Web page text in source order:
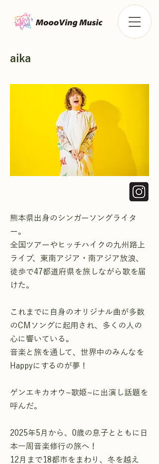
熊本県出身のシンガーソングライタ
ー。
全国ツアーやヒッチハイクの九州路上
ライブ、東南アジア・南アジア放浪、
徒歩で47都道府県を旅しながら歌を届
けた。
これまでに自身のオリジナル曲が多数
のCMソングに起用され、多くの人の
心に響いている。
音楽と旅を通して、世界中のみんなを
Happyにするのが夢！
ゲンエキカオウ~歌姫~に出演し話題を
呼んだ。
2025年5月から、0歳の息子とともに日
本一周音楽修行の旅へ！
12月まで18都市をまわり、冬を越え
aika